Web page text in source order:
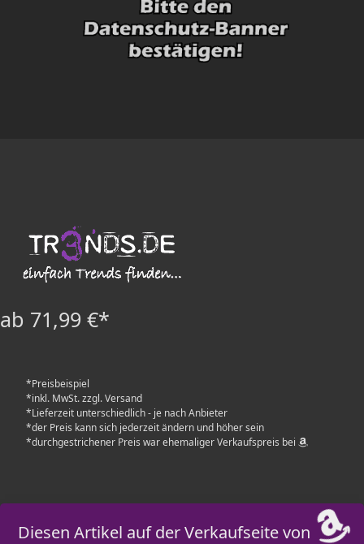
ab 71,99 €*
*Preisbeispiel
*inkl. MwSt. zzgl. Versand
*Lieferzeit unterschiedlich - je nach Anbieter
*der Preis kann sich jederzeit ändern und höher sein
*durchgestrichener Preis war ehemaliger Verkaufspreis bei
Diesen Artikel auf der Verkaufseite von